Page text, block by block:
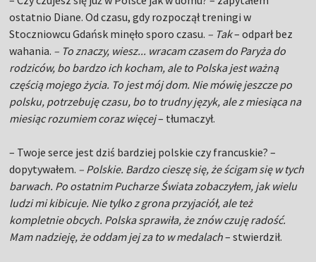
ostatnio Diane. Od czasu, gdy rozpoczął treningi w
Stoczniowcu Gdańsk minęło sporo czasu. – Tak– odparł bez
wahania. – To znaczy, wiesz... wracam czasem do Paryża do
rodziców, bo bardzo ich kocham, ale to Polska jest ważną
częścią mojego życia. To jest mój dom. Nie mówię jeszcze po
polsku, potrzebuję czasu, bo to trudny język, ale z miesiąca na
miesiąc rozumiem coraz więcej– tłumaczył.
– Twoje serce jest dziś bardziej polskie czy francuskie? –
dopytywałem. – Polskie. Bardzo cieszę się, że ścigam się w tych
barwach. Po ostatnim Pucharze Świata zobaczyłem, jak wielu
ludzi mi kibicuje. Nie tylko z grona przyjaciół, ale też
kompletnie obcych. Polska sprawiła, że znów czuję radość.
Mam nadzieję, że oddam jej za to w medalach– stwierdził.